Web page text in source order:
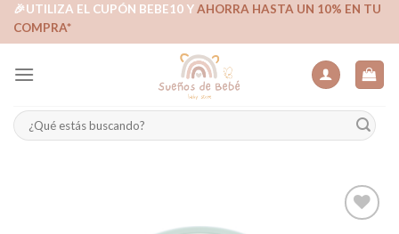
Skip🎉UTILIZA EL CUPÓN BEBE10 YAHORRA HASTA UN 10% EN TU
COMPRA*
Buscar
por: